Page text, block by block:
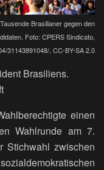
Brasilianer gegen den
Foto: CPERS Sindicato,
31143891048/, CC-BY-SA 2.0
Brasiliens.
einen
Wahlrunde am 7.
Stichwahl zwischen